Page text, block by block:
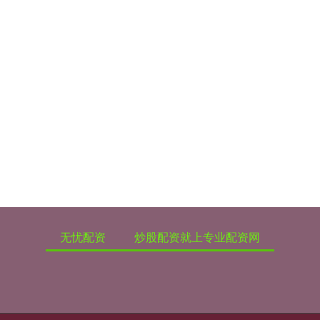
无忧配资 炒股配资就上专业配资网